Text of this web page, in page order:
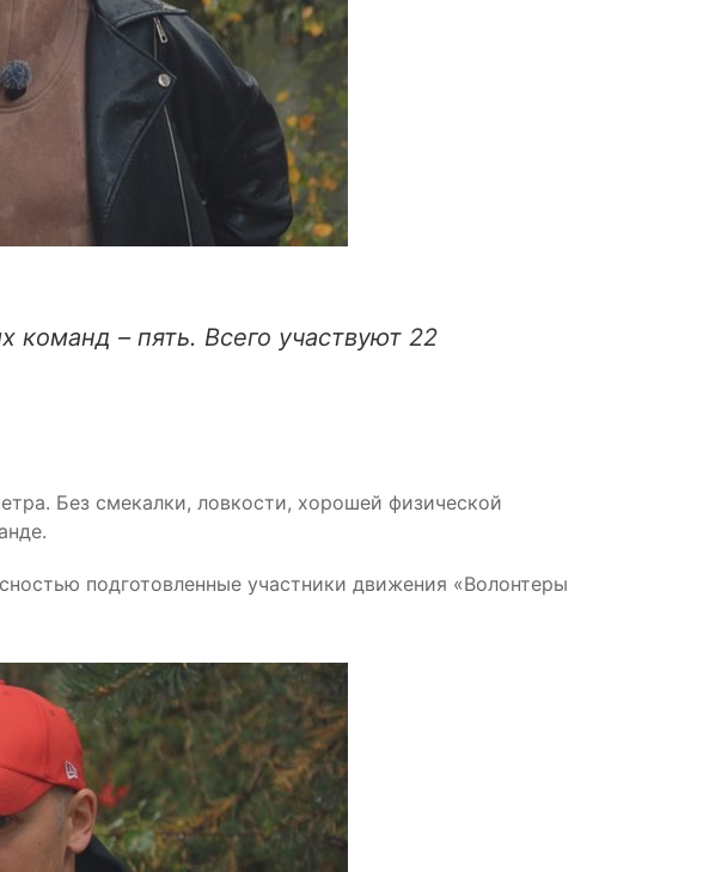
команд – пять. Всего участвуют 22
Без смекалки, ловкости, хорошей физической
подготовленные участники движения «Волонтеры